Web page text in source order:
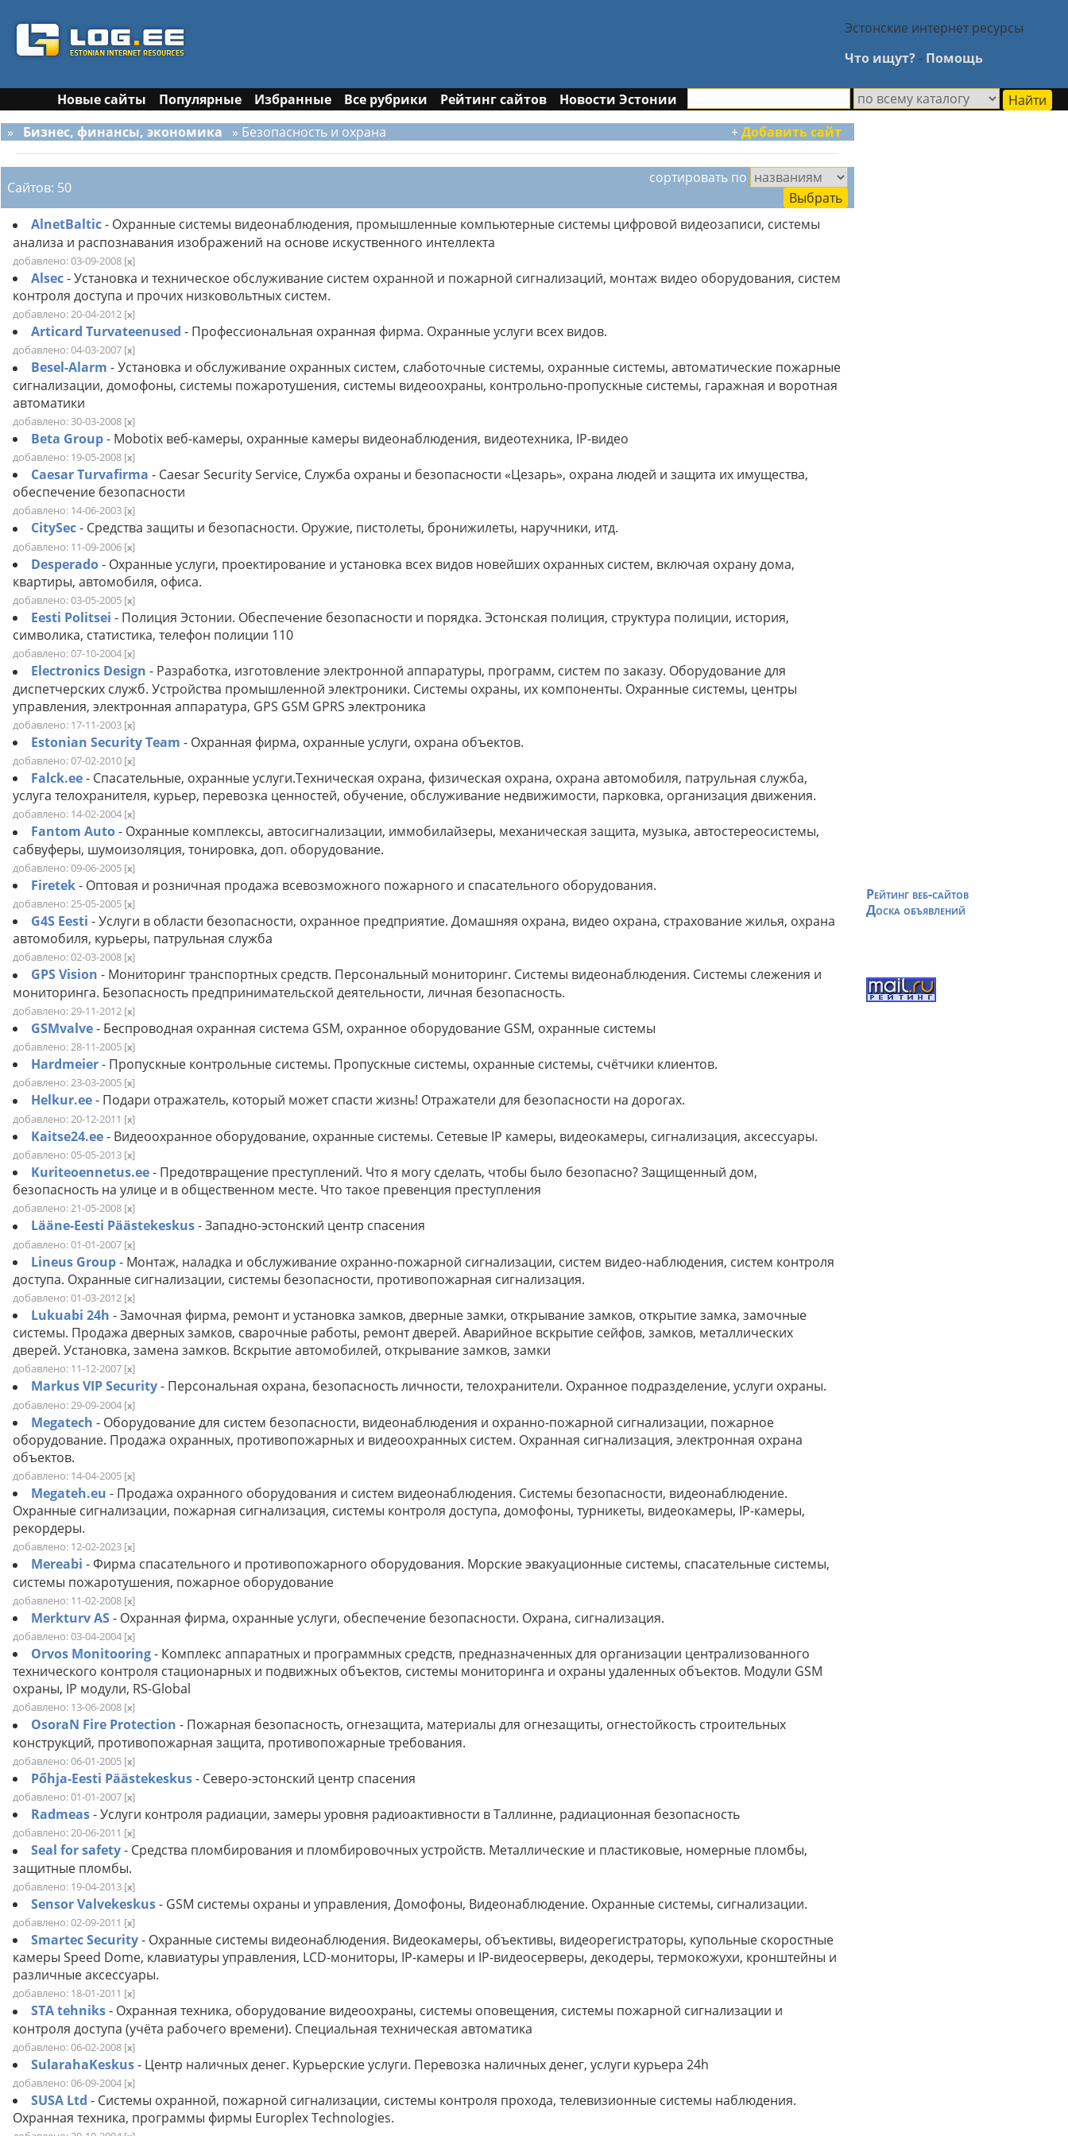
Эстонские интернет ресурсы
Что ищут?- Помощь
Новые сайты Популярные Избранные Все рубрики Рейтинг сайтов
Новости Эстонии
»
Бизнес, финансы, экономика » Безопасность и охрана +Добавить сайт
Сайтов: 50
сортировать по
AlnetBaltic- Охранные системы видеонаблюдения, промышленные компьютерные системы цифровой видеозаписи, системы
анализа и распознавания изображений на основе искуственного интеллекта
добавлено: 03-09-2008 [x]
Alsec- Установка и техническое обслуживание систем охранной и пожарной сигнализаций, монтаж видео оборудования, систем
контроля доступа и прочих низковольтных систем.
добавлено: 20-04-2012 [x]
Articard Turvateenused - Профессиональная охранная фирма. Охранные услуги всех видов.
добавлено: 04-03-2007 [x]
Besel-Alarm - Установка и обслуживание охранных систем, слаботочные системы, охранные системы, автоматические пожарные
сигнализации, домофоны, системы пожаротушения, системы видеоохраны, контрольно-пропускные системы, гаражная и воротная
автоматики
добавлено: 30-03-2008 [x]
Beta Group- Mobotix веб-камеры, охранные камеры видеонаблюдения, видеотехника, IP-видео
добавлено: 19-05-2008 [x]
Caesar Turvafirma - Caesar Security Service, Служба охраны и безопасности «Цезарь», охрана людей и защита их имущества,
обеспечение безопасности
добавлено: 14-06-2003 [x]
CitySec- Средства защиты и безопасности. Оружие, пистолеты, бронижилеты, наручники, итд.
добавлено: 11-09-2006 [x]
Desperado- Охранные услуги, проектирование и установка всех видов новейших охранных систем, включая охрану дома,
квартиры, автомобиля, офиса.
добавлено: 03-05-2005 [x]
Eesti Politsei - Полиция Эстонии. Обеспечение безопасности и порядка. Эстонская полиция, структура полиции, история,
символика, статистика, тeлeфон полиции 110
добавлено: 07-10-2004 [x]
Electronics Design - Разработка, изготовление электронной аппаратуры, программ, систем по заказу. Оборудование для
диспетчерских служб. Устройства промышленной электроники. Системы охраны, их компоненты. Охранные системы, центры
управления, электронная аппаратура, GPS GSM GPRS электроника
добавлено: 17-11-2003 [x]
Estonian Security Team - Охранная фирма, охранные услуги, охрана объектов.
добавлено: 07-02-2010 [x]
Falck.ee- Спасательные, охранные услуги.Техническая охрана, физическая охрана, охрана автомобиля, патрульная служба,
услуга телохранителя, курьер, перевозка ценностей, обучение, обслуживание недвижимости, парковка, организация движения.
добавлено: 14-02-2004 [x]
Fantom Auto- Охранные комплексы, автосигнализации, иммобилайзеры, механическая защита, музыка, автостереосистемы,
сабвуферы, шумоизоляция, тонировка, доп. оборудование.
добавлено: 09-06-2005 [x]
Firetek- Оптовая и розничная продажа всевозможного пожарного и спасательного оборудования.
добавлено: 25-05-2005 [x]
G4S Eesti - Услуги в области безопасности, охранное предприятие. Домашняя охрана, видео охрана, страхование жилья, охрана
автомобиля, курьеры, патрульная служба
добавлено: 02-03-2008 [x]
GPS Vision - Мониторинг транспортных средств. Персональный мониторинг. Системы видеонаблюдения. Системы слежения и
мониторинга. Безопасность предпринимательской деятельности, личная безопасность.
добавлено: 29-11-2012 [x]
GSMvalve- Беспроводная охранная система GSM, охранное оборудование GSM, охранные системы
добавлено: 28-11-2005 [x]
Hardmeier- Пропускные контрольные системы. Пропускные системы, охранные системы, счётчики клиентов.
добавлено: 23-03-2005 [x]
Helkur.ee- Подари отражатель, который может спасти жизнь! Отражатели для безопасности на дорогах.
добавлено: 20-12-2011 [x]
Kaitse24.ee- Видеоохранное оборудование, охранные системы. Сетевые IP камеры, видеокамеры, сигнализация, аксессуары.
добавлено: 05-05-2013 [x]
Kuriteoennetus.ee- Предотвращение преступлений. Что я могу сделать, чтобы было безопасно? Защищенный дом,
безопасность на улице и в общественном месте. Что такое превенция преступления
добавлено: 21-05-2008 [x]
Lääne-Eesti Päästekeskus- Западно-эстонский центр спасения
добавлено: 01-01-2007 [x]
Lineus Group- Монтаж, наладка и обслуживание охранно-пожарной сигнализации, систем видео-наблюдения, систем контроля
доступа. Охранные сигнализации, системы безопасности, противопожарная сигнализация.
добавлено: 01-03-2012 [x]
Lukuabi 24h - Замочная фирма, ремонт и установка замков, дверные замки, открывание замков, открытие замка, замочные
системы. Продажа дверных замков, сварочные работы, ремонт дверей. Аварийное вскрытие сейфов, замков, металлических
дверей. Установка, замена замков. Вскрытие автомобилей, открывание замков, замки
добавлено: 11-12-2007 [x]
Markus VIP Security- Персональная охрана, безопасность личности, телохранители. Охранное подразделение, услуги охраны.
добавлено: 29-09-2004 [x]
Megatech - Оборудование для систем безопасности, видеонаблюдения и охранно-пожарной сигнализации, пожарное
оборудование. Продажа охранных, противопожарных и видеоохранных систем. Охранная сигнализация, электронная охрана
объектов.
добавлено: 14-04-2005 [x]
Megateh.eu - Продажа охранного оборудования и систем видеонаблюдения. Системы безопасности, видеонаблюдение.
Охранные сигнализации, пожарная сигнализация, системы контроля доступа, домофоны, турникеты, видеокамеры, IP-камеры,
рекордеры.
добавлено: 12-02-2023 [x]
Mereabi - Фирма спасательного и противопожарного оборудования. Морские эвакуационные системы, спасательные системы,
системы пожаротушения, пожарное оборудование
добавлено: 11-02-2008 [x]
Merkturv AS- Охранная фирма, охранные услуги, обеспечение безопасности. Охрана, сигнализация.
добавлено: 03-04-2004 [x]
Orvos Monitooring- Комплекс аппаратных и программных средств, предназначенных для организации централизованного
технического контроля стационарных и подвижных объектов, системы мониторинга и охраны удаленных объектов. Модули GSM
охраны, IP модули, RS-Global
добавлено: 13-06-2008 [x]
OsoraN Fire Protection - Пожарная безопасность, огнезащита, материалы для огнезащиты, огнестойкость строительных
конструкций, противопожарная защита, противопожарные требования.
добавлено: 06-01-2005 [x]
Pőhja-Eesti Päästekeskus- Северо-эстонский центр спасения
добавлено: 01-01-2007 [x]
Radmeas- Услуги контроля радиации, замеры уровня радиоактивности в Таллинне, радиационная безопасность
добавлено: 20-06-2011 [x]
Seal for safety- Средства пломбирования и пломбировочных устройств. Металлические и пластиковые, номерные пломбы,
защитные пломбы.
добавлено: 19-04-2013 [x]
Sensor Valvekeskus- GSM системы охраны и управления, Домофоны, Видеонаблюдение. Охранные системы, сигнализации.
добавлено: 02-09-2011 [x]
Smartec Security- Охранные системы видеонаблюдения. Видеокамеры, объективы, видеорегистраторы, купольные скоростные
камеры Speed Dome, клавиатуры управления, LCD-мониторы, IP-камеры и IP-видеосерверы, декодеры, термокожухи, кронштейны и
различные аксессуары.
добавлено: 18-01-2011 [x]
STA tehniks- Охранная техника, оборудование видеоохраны, системы оповещения, системы пожарной сигнализации и
контроля доступа (учёта рабочего времени). Специальная техническая автоматика
добавлено: 06-02-2008 [x]
SularahaKeskus- Центр наличных денег. Курьерские услуги. Перевозка наличных денег, услуги курьера 24h
добавлено: 06-09-2004 [x]
SUSA Ltd - Системы охранной, пожарной сигнализации, системы контроля прохода, телевизионные системы наблюдения.
Охранная техника, программы фирмы Europlex Technologies.
Рейтинг веб-сайтов
Доска объявлений